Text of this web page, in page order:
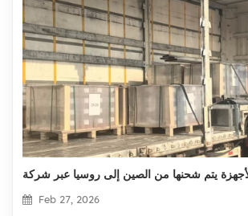
Feb 27, 2026